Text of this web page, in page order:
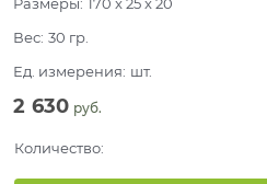
Вес: 30 гр.
Ед. измерения: шт.
2 630 руб.
Количество: